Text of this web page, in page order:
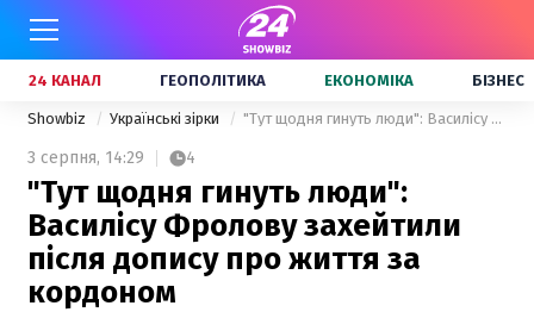
24 КАНАЛ ГЕОПОЛІТИКА ЕКОНОМІКА БІЗНЕС
Showbiz Українські зірки "Тут щодня гинуть люди": Василісу Фролову захейтили після допису про життя за кордоном
3 серпня, 14:29 4
"Тут щодня гинуть люди":
Василісу Фролову захейтили
після допису про життя за
кордоном